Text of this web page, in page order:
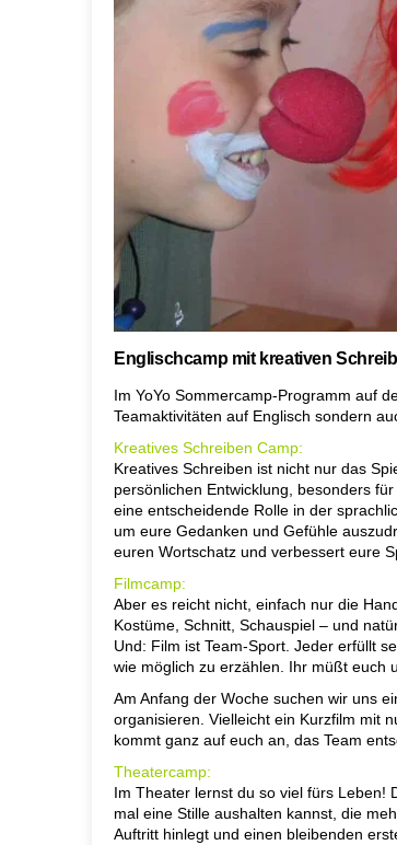
Englischcamp mit kreativen
Im YoYo Sommercamp-Programm auf
Teamaktivitäten auf Englisch sondern
Kreatives Schreiben Camp:
Kreatives Schreiben ist nicht nur das
persönlichen Entwicklung, besonders
eine entscheidende Rolle in der
um eure Gedanken und Gefühle
euren Wortschatz und verbessert eure
Filmcamp:
Aber es reicht nicht, einfach nur die
Kostüme, Schnitt, Schauspiel – und
Und: Film ist Team-Sport. Jeder erfüllt
wie möglich zu erzählen. Ihr müßt euch
Am Anfang der Woche suchen wir uns
organisieren. Vielleicht ein Kurzfilm mit
kommt ganz auf euch an, das Team
Theatercamp:
Im Theater lernst du so viel fürs Leben!
mal eine Stille aushalten kannst, die
Auftritt hinlegt und einen bleibenden